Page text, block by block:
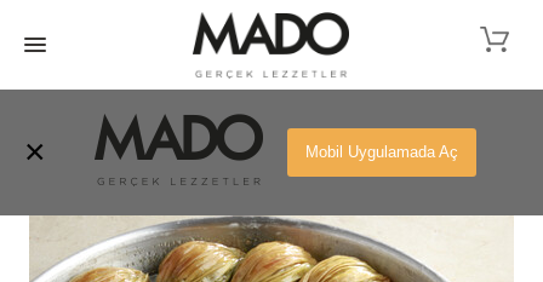
× Mobil Uygulamada Aç
ŞERBETLİ TATLILAR